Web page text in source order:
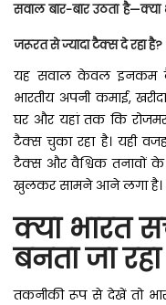
सवाल बार-बार उठता
जरूरत से ज्यादा टैक्स दे रहा है?
यह सवाल केवल इनकम
भारतीय अपनी कमाई,
घर और यहां तक कि
टैक्स चुका रहा है। यही
टैक्स और वैश्विक तनावों
खुलकर सामने आने लगा है।
क्या भारत
बनता जा
तकनीकी रूप से देखें तो